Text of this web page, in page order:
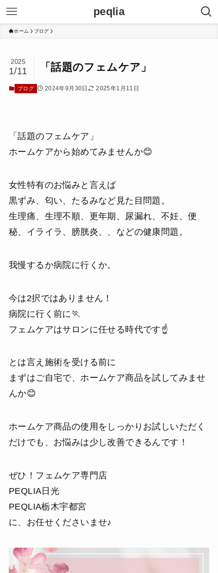
peqlia
ホーム ブログ
「話題のフェムケア」
2025
1/11
ブログ 2024年9月30日 2025年1月11日
「話題のフェムケア」
ホームケアから始めてみませんか😊
女性特有のお悩みと言えば
黒ずみ、匂い、たるみなど見た目問題。
生理痛、生理不順、更年期、尿漏れ、不妊、便
秘、イライラ、膀胱炎、、などの健康問題。
我慢するか病院に行くか。
今は2択ではありません！
病院に行く前に🏃
フェムケアはサロンに任せる時代です☝️
とは言え施術を受ける前に
まずはご自宅で、ホームケア商品を試してみませ
んか😊
ホームケア商品の使用をしっかりお試しいただく
だけでも、お悩みは少し改善できるんです！
ぜひ！フェムケア専門店
PEQLIA日光
PEQLIA栃木宇都宮
に、お任せくださいませ♪